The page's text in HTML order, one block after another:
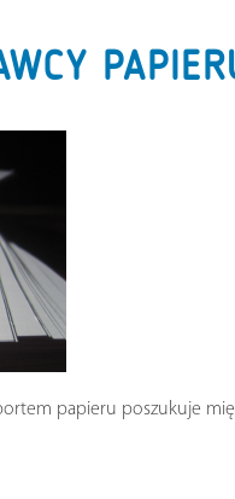
papieru poszukuje